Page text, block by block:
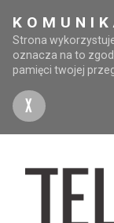
Strona
oznacza na to
pamięci twojej
X